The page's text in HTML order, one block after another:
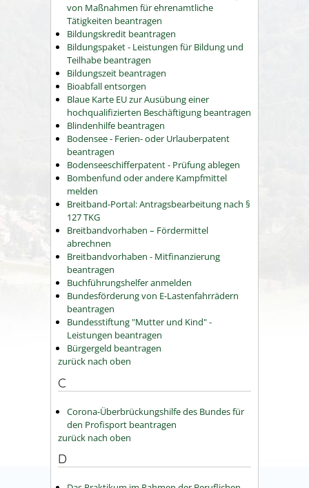
von Maßnahmen für ehrenamtliche
Tätigkeiten beantragen
Bildungskredit beantragen
Bildungspaket - Leistungen für Bildung und
Teilhabe beantragen
Bildungszeit beantragen
Bioabfall entsorgen
Blaue Karte EU zur Ausübung einer
hochqualifizierten Beschäftigung beantragen
Blindenhilfe beantragen
Bodensee - Ferien- oder Urlauberpatent
beantragen
Bodenseeschifferpatent - Prüfung ablegen
Bombenfund oder andere Kampfmittel
melden
Breitband-Portal: Antragsbearbeitung nach §
127 TKG
Breitbandvorhaben – Fördermittel
abrechnen
Breitbandvorhaben - Mitfinanzierung
beantragen
Buchführungshelfer anmelden
Bundesförderung von E-Lastenfahrrädern
beantragen
Bundesstiftung "Mutter und Kind" -
Leistungen beantragen
Bürgergeld beantragen
zurück nach oben
C
Corona-Überbrückungshilfe des Bundes für
den Profisport beantragen
zurück nach oben
D